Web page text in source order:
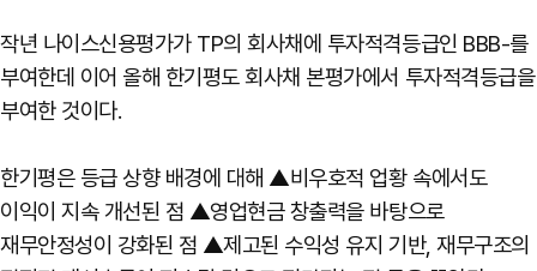
작년 나이스신용평가가 TP의 회사채에 투자적격등급인 BBB-를
부여한데 이어 올해 한기평도 회사채 본평가에서 투자적격등급을
부여한 것이다.
한기평은 등급 상향 배경에 대해 ▲비우호적 업황 속에서도
이익이 지속 개선된 점 ▲영업현금 창출력을 바탕으로
재무안정성이 강화된 점 ▲제고된 수익성 유지 기반, 재무구조의